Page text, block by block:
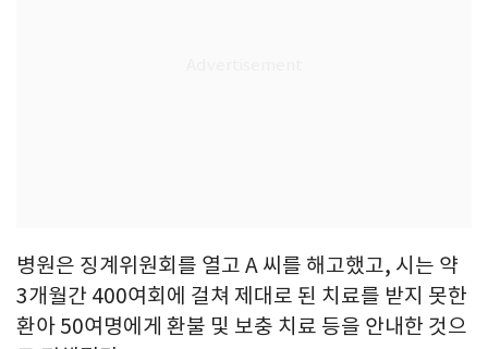
병원은 징계위원회를 열고 A 씨를 해고했고, 시는 약
3개월간 400여회에 걸쳐 제대로 된 치료를 받지 못한
환아 50여명에게 환불 및 보충 치료 등을 안내한 것으